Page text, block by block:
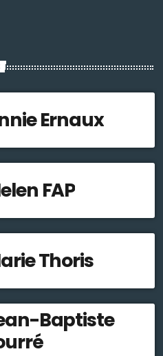
Ernaux
FAP
Thoris
Baptiste